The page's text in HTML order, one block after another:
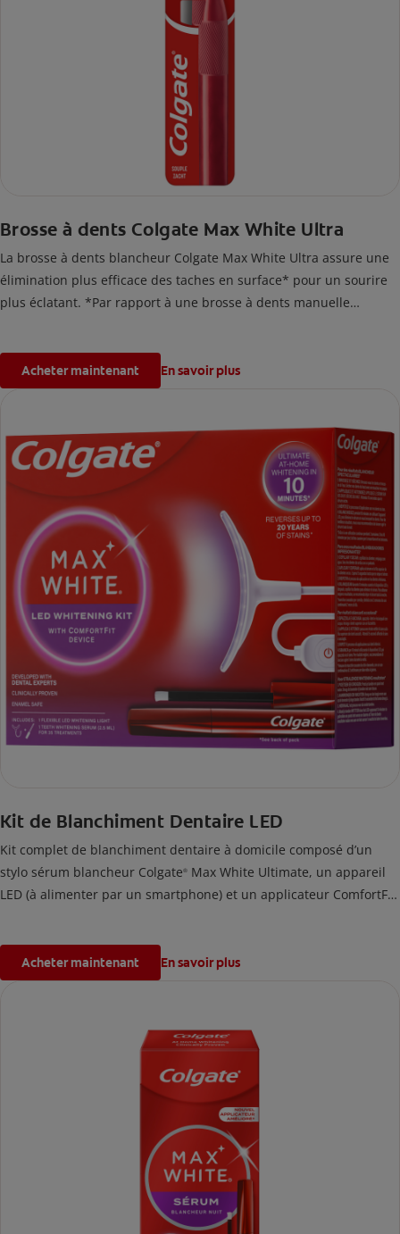
Brosse à dents Colgate Max White Ultra
La brosse à dents blancheur Colgate Max White Ultra assure une
élimination plus efficace des taches en surface* pour un sourire
plus éclatant. *Par rapport à une brosse à dents manuelle
Acheter maintenant En savoir plus
Kit de Blanchiment Dentaire LED
Kit complet de blanchiment dentaire à domicile composé d’un
stylo sérum blancheur Colgate® Max White Ultimate, un appareil
LED (à alimenter par un smartphone) et un applicateur ComfortFit
taches accumulées par la nourriture et les boissons depuis 20 ans
seront éliminées.
Acheter maintenant En savoir plus